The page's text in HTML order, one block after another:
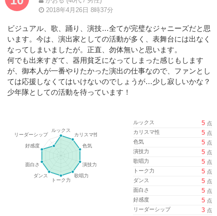
2018年4月26日 8時37分
ビジュアル、歌、踊り、演技…全てが完璧なジャニーズだと思
います。今は、演出家としての活動が多く、表舞台には出なく
なってしまいましたが。正直、勿体無いと思います。
何でも出来すぎて、器用貧乏になってしまった感じもします
が、御本人が一番やりたかった演出の仕事なので、ファンとし
ては応援しなくてはいけないのでしょうが…少し寂しいかな？
少年隊としての活動を待っています！
ルックス 5 点
カリスマ性
5 点
色気
5 点
演技力
5 点
歌唱力
5 点
トーク力
5 点
ダンス
5 点
面白さ
5 点
好感度
5 点
リーダーシップ
3 点